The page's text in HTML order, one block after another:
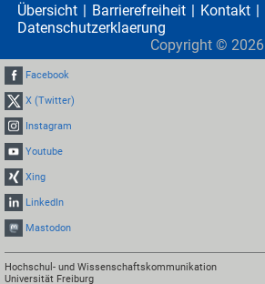
Übersicht Barrierefreiheit Kontakt
Datenschutzerklaerung
Copyright © 2026
Facebook
X (Twitter)
Instagram
Youtube
Xing
LinkedIn
Mastodon
Hochschul- und Wissenschaftskommunikation
Universität Freiburg